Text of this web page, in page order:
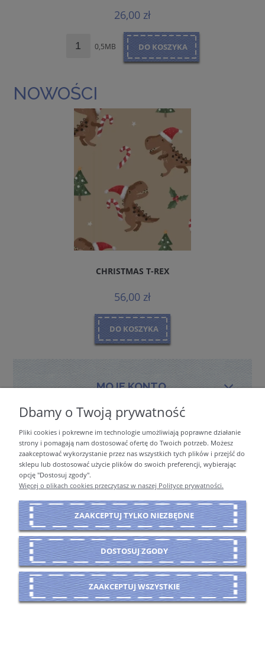
26,00 zł
0,5MB DO KOSZYKA
NOWOŚCI
CHRISTMAS T-REX
56,00 zł
DO KOSZYKA
MOJE KONTO
PŁATNOŚCI I DOSTAWA
INFORMACJE
O NAS
POKAŻ PEŁNĄ WERSJĘ STRONY
Sklep internetowy Shoper Premium
Dbamy o Twoją prywatność
Pliki cookies i pokrewne im technologie umożliwiają poprawne działanie
strony i pomagają nam dostosować ofertę do Twoich potrzeb. Możesz
zaakceptować wykorzystanie przez nas wszystkich tych plików i przejść do
sklepu lub dostosować użycie plików do swoich preferencji, wybierając
opcję "Dostosuj zgody".
Więcej o plikach cookies przeczytasz w naszej Polityce prywatności.
ZAAKCEPTUJ TYLKO NIEZBĘDNE
DOSTOSUJ ZGODY
ZAAKCEPTUJ WSZYSTKIE